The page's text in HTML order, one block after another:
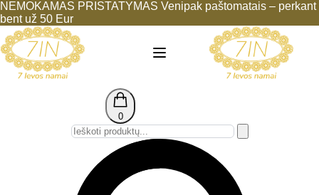
NEMOKAMAS PRISTATYMAS Venipak paštomatais – perkant
bent už 50 Eur
0